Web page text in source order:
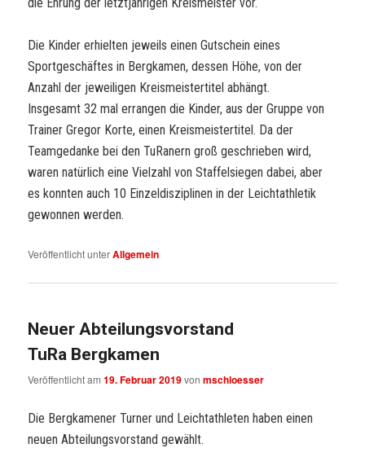
Die Kinder erhielten jeweils einen Gutschein eines
Sportgeschäftes in Bergkamen, dessen Höhe, von der
Anzahl der jeweiligen Kreismeistertitel abhängt.
Insgesamt 32 mal errangen die Kinder, aus der Gruppe von
Trainer Gregor Korte, einen Kreismeistertitel. Da der
Teamgedanke bei den TuRanern groß geschrieben wird,
waren natürlich eine Vielzahl von Staffelsiegen dabei, aber
es konnten auch 10 Einzeldisziplinen in der Leichtathletik
gewonnen werden.
Veröffentlicht unterAllgemein
Neuer Abteilungsvorstand
TuRa Bergkamen
Veröffentlicht am19. Februar 2019vonmschloesser
Die Bergkamener Turner und Leichtathleten haben einen
neuen Abteilungsvorstand gewählt.